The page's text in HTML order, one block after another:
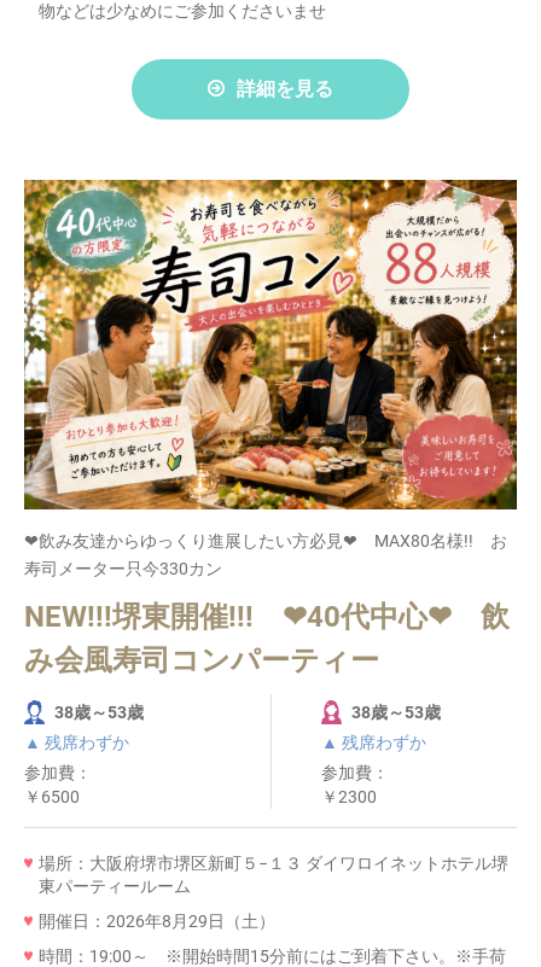
物などは少なめにご参加くださいませ
詳細を見る
❤飲み友達からゆっくり進展したい方必見❤ MAX80名様!! お
寿司メーター只今330カン
NEW!!!堺東開催!!! ❤40代中心❤ 飲
み会風寿司コンパーティー
38歳～53歳
▲ 残席わずか
参加費：
￥6500
38歳～53歳
▲ 残席わずか
参加費：
￥2300
場所：大阪府堺市堺区新町５−１３ ダイワロイネットホテル堺
東パーティールーム
開催日：2026年8月29日（土）
時間：19:00～ ※開始時間15分前にはご到着下さい。※手荷